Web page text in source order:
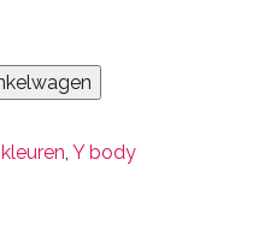
, Y body